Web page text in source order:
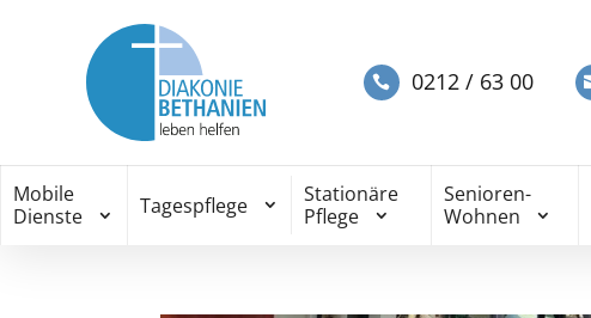
0212 / 63 00
Mobile
Dienste
Tagespflege
Stationäre
Pflege
Senioren-
Wohnen